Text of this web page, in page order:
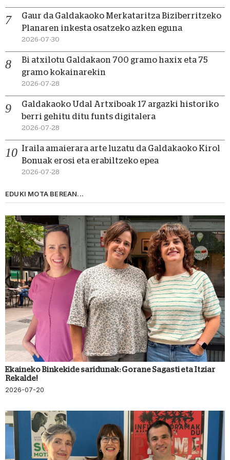
Gaur da Galdakaoko Merkataritza Biziberritzeko
Planaren inkesta osatzeko azken eguna
2026-07-30
Bi atxilotu Galdakaon 700 gramo haxix eta 75
gramo kokainarekin
2026-07-28
Galdakaoko Udal Artxiboak 17 argazki historiko
berri gehitu ditu funts digitalera
2026-07-28
Iraila amaierara arte luzatu da Galdakaoko Kirol
Bonuak erosi eta erabiltzeko epea
2026-07-28
EDUKI MOTA BEREAN...
Ekaineko Binkekide saridunak: Gorane Sagasti eta Itziar
Rekalde!
2026-07-20